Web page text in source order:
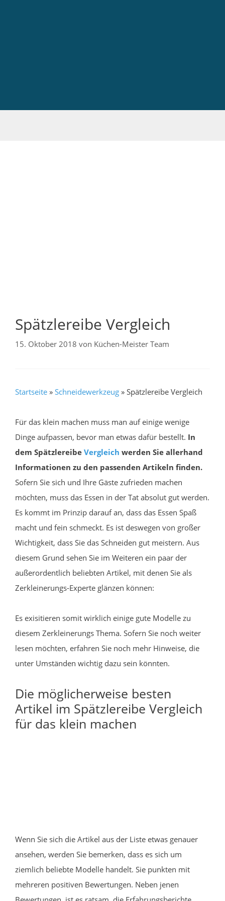
Spätzlereibe Vergleich
15. Oktober 2018 von Küchen-Meister Team
Startseite » Schneidewerkzeug » Spätzlereibe Vergleich
Für das klein machen muss man auf einige wenige
Dinge aufpassen, bevor man etwas dafür bestellt. In
dem Spätzlereibe Vergleich werden Sie allerhand
Informationen zu den passenden Artikeln finden.
Sofern Sie sich und Ihre Gäste zufrieden machen
möchten, muss das Essen in der Tat absolut gut werden.
Es kommt im Prinzip darauf an, dass das Essen Spaß
macht und fein schmeckt. Es ist deswegen von großer
Wichtigkeit, dass Sie das Schneiden gut meistern. Aus
diesem Grund sehen Sie im Weiteren ein paar der
außerordentlich beliebten Artikel, mit denen Sie als
Zerkleinerungs-Experte glänzen können:
Es exisitieren somit wirklich einige gute Modelle zu
diesem Zerkleinerungs Thema. Sofern Sie noch weiter
lesen möchten, erfahren Sie noch mehr Hinweise, die
unter Umständen wichtig dazu sein könnten.
Die möglicherweise besten
Artikel im Spätzlereibe Vergleich
für das klein machen
Wenn Sie sich die Artikel aus der Liste etwas genauer
ansehen, werden Sie bemerken, dass es sich um
ziemlich beliebte Modelle handelt. Sie punkten mit
mehreren positiven Bewertungen. Neben jenen